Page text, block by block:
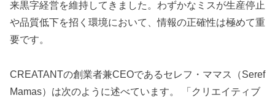
来黒字経営を維持してきました。わずかなミスが生産停止
や品質低下を招く環境において、情報の正確性は極めて重
要です。
CREATANTの創業者兼CEOであるセレフ・ママス（Seref
Mamas）は次のように述べています。 「クリエイティブ